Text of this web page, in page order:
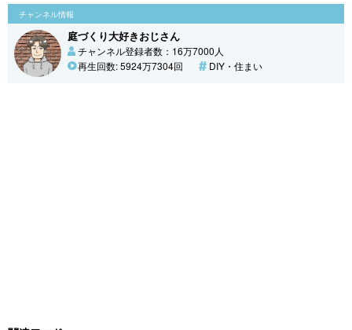
チャンネル情報
庭づくり大好きおじさん
チャンネル登録者数：16万7000人
再生回数: 5924万7304回
DIY・住まい